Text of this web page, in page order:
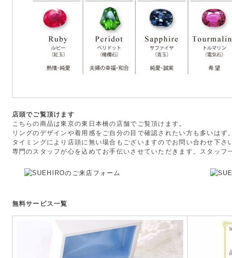
店頭でご覧頂けます
こちらの商品は東京の東日本橋の店舗でご覧頂けます。
リングのデザインや着用感をご自分の目で確認されたい方も多いはず
タイミングにより店頭に無い場合もございますのでお問い合わせ下さ
専門のスタッフが心を込めてお手伝いさせていただきます。スタッフ
無料サービス一覧